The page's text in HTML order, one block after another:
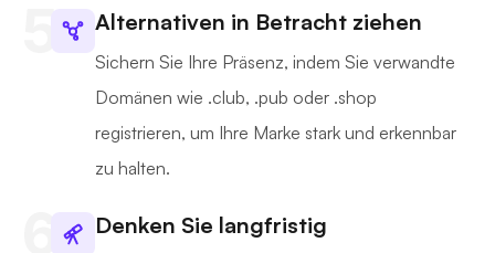
Alternativen in Betracht ziehen
Sichern Sie Ihre Präsenz, indem Sie verwandte
Domänen wie .club, .pub oder .shop
registrieren, um Ihre Marke stark und erkennbar
zu halten.
Denken Sie langfristig